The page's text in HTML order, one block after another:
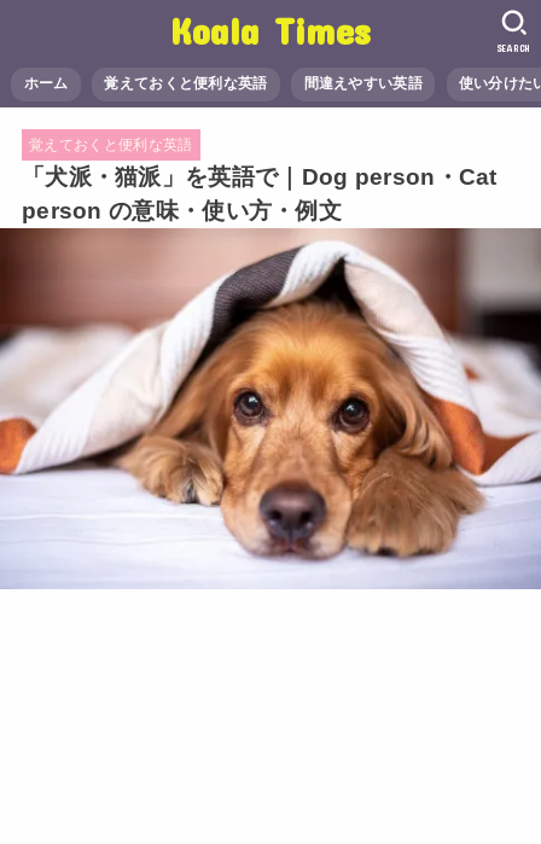
Koala Times
ホーム 覚えておくと便利な英語 間違えやすい英語 使い分けた
SEARCH
覚えておくと便利な英語
「犬派・猫派」を英語で｜Dog person・Cat
person の意味・使い方・例文